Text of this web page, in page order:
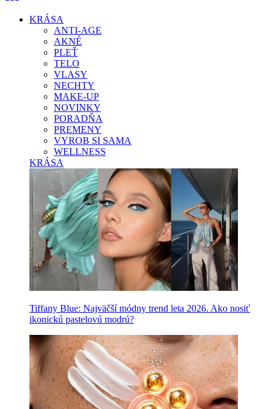
KRÁSA
ANTI-AGE
AKNÉ
PLEŤ
TELO
VLASY
NECHTY
MAKE-UP
NOVINKY
PORADŇA
PREMENY
VYROB SI SAMA
WELLNESS
KRÁSA
Tiffany Blue: Najväčší módny trend leta 2026. Ako nosiť
ikonickú pastelovú modrú?